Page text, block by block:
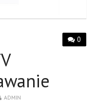
0
ADMIN